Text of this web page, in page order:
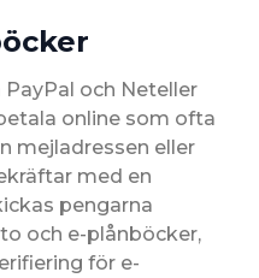
PayPal och Neteller
online som ofta
mejladressen eller
med en
pengarna
och e-plånböcker,
för e-